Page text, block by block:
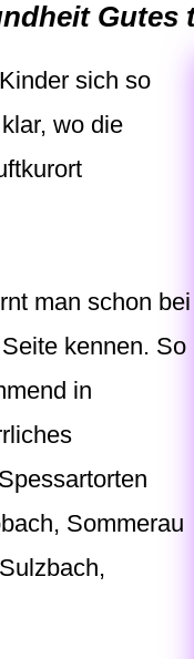
Gutes
sich so
wo die
man schon bei
kennen. So
in
Sommerau